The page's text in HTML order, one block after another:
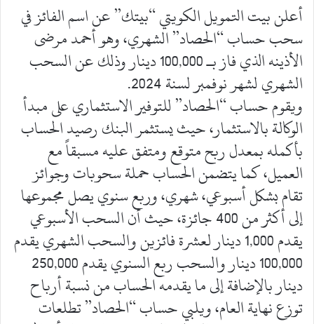
أعلن بيت التمويل الكويتي “بيتك” عن اسم الفائز في
سحب حساب “الحصاد” الشهري، وهو أحمد مرضى
الأذينه الذي فاز بـ 100,000 دينار وذلك عن السحب
الشهري لشهر نوفمبر لسنة 2024.
ويقوم حساب “الحصاد” للتوفير الاستثماري على مبدأ
الوكالة بالاستثمار، حيث يستثمر البنك رصيد الحساب
بأكمله بمعدل ربح متوقع ومتفق عليه مسبقاً مع
العميل، كما يتضمن الحساب حملة سحوبات وجوائز
تقام بشكل أسبوعي، شهري، وربع سنوي يصل مجموعها
إلى أكثر من 400 جائزة، حيث أن السحب الأسبوعي
يقدم 1,000 دينار لعشرة فائزين والسحب الشهري يقدم
100,000 دينار والسحب ربع السنوي يقدم 250,000
دينار بالإضافة إلى ما يقدمه الحساب من نسبة أرباح
توزع نهاية العام، ويلبي حساب “الحصاد” تطلعات